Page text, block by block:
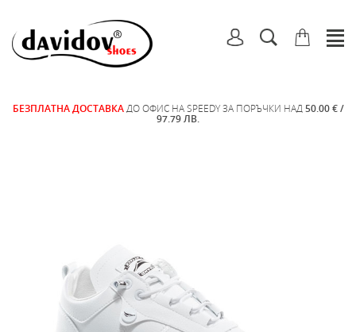
БЕЗПЛАТНА ДОСТАВКА ДО ОФИС НА SPEEDY ЗА ПОРЪЧКИ НАД 50.00 € /
97.79 ЛВ.